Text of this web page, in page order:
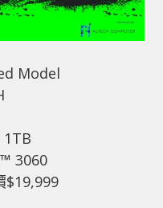
Model
1TB
3060
$19,999